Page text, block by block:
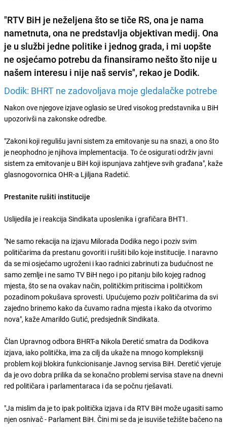
"RTV BiH je neželjena što se tiče RS, ona je nama
nametnuta, ona ne predstavlja objektivan medij. Ona
je u službi jedne politike i jednog grada, i mi uopšte
ne osjećamo potrebu da finansiramo nešto što nije u
našem interesu i nije naš servis", rekao je Dodik.
Dodik: BHRT ne zadovoljava moje gledalačke potrebe
Nakon ove njegove izjave oglasio se Ured visokog predstavnika u BiH
upozorivši na zakonske odredbe.
"Zakoni koji regulišu javni sistem za emitovanje su na snazi, a ono što
je neophodno je njihova implementacija. To će osigurati održiv javni
sistem za emitovanje u BiH koji ispunjava zahtjeve svih građana", kaže
glasnogovornica OHR-a Ljiljana Radetić.
Prestanite rušiti institucije
Uslijedila je i reakcija Sindikata uposlenika i grafičara BHT1.
"Ne samo rekacija na izjavu Milorada Dodika nego i poziv svim
političarima da prestanu govoriti i rušiti bilo koje institucije. I naravno
da se mi osjećamo ugroženi i kao radnici zabrinuti za budućnost ne
samo zemlje i ne samo TV BiH nego i po pitanju bilo kojeg radnog
mjesta, što se na ovakav način, političkim pritiscima i političkom
pozadinom pokušava sprovesti. Upućujemo poziv političarima da svi
zajedno brinemo kako da čuvamo radna mjesta i kako da otvorimo
nova", kaže Amarildo Gutić, predsjednik Sindikata.
Član Upravnog odbora BHRT-a Nikola Deretićsmatra da Dodikova
izjava, iako politička, ima za cilj da ukaže na mnogo kompleksniji
problem koji blokira funkcionisanje Javnog servisa BiH. Deretić vjeruje
da je ovo dobra prilika da se konačno problemi servisa stave na dnevni
red političara i parlamentaraca i da se počnu rješavati.
"Ja mislim da je to ipak politička izjava i da RTV BiH može ugasiti samo
njen osnivač - Parlament BiH. Čini mi se da je isuviše težište bačeno na